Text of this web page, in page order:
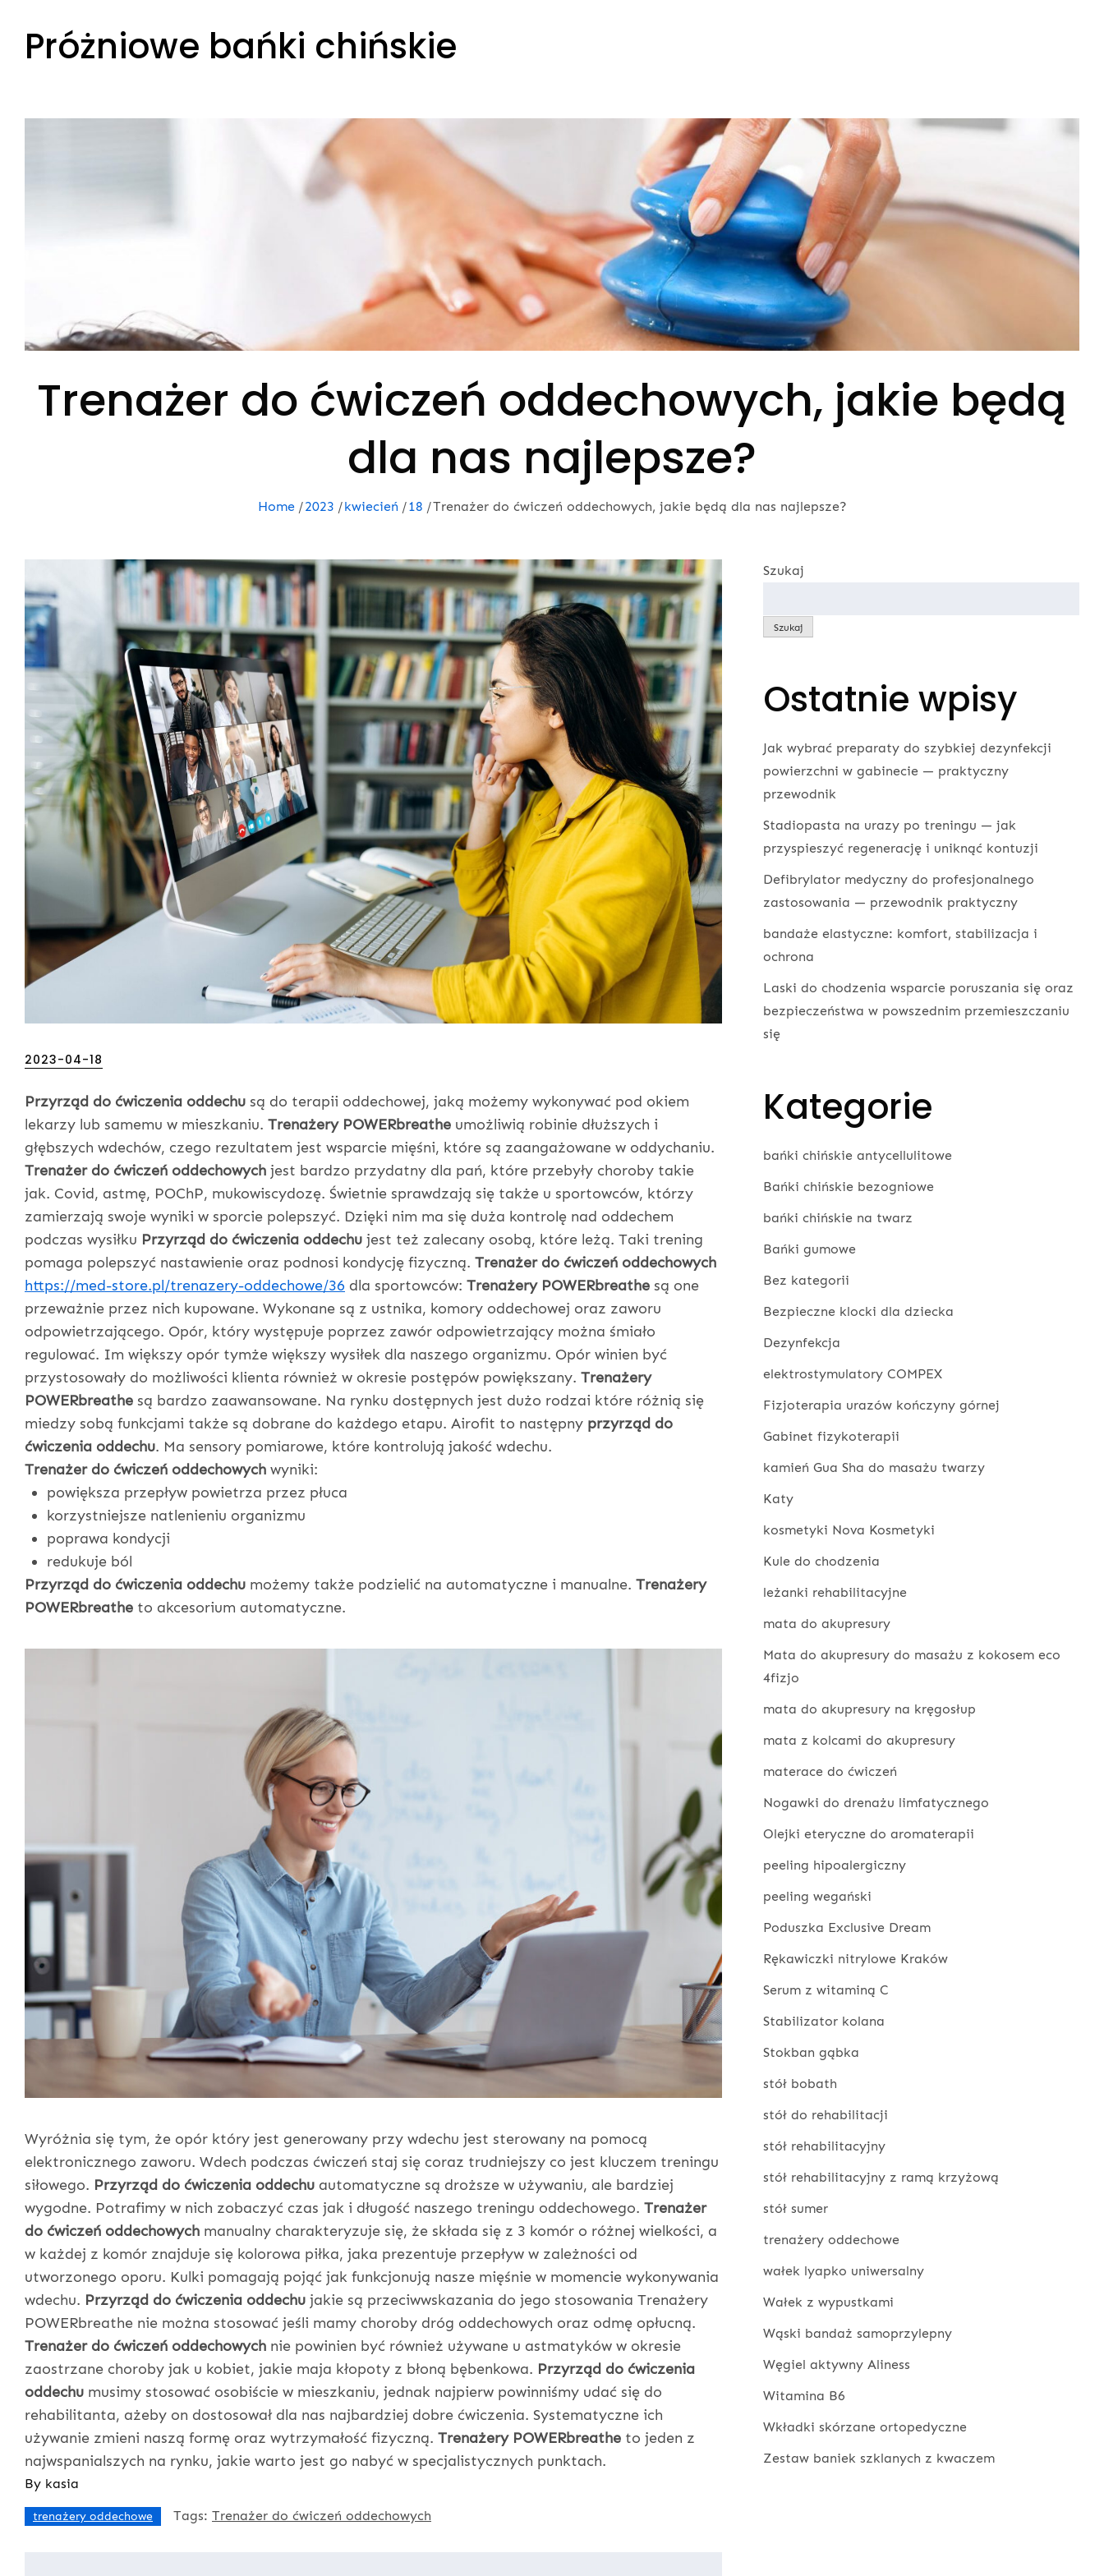
contentPróżniowe bańki chińskie
Trenażer do ćwiczeń oddechowych, jakie będą
dla nas najlepsze?
Home 2023 kwiecień 18 Trenażer do ćwiczeń oddechowych, jakie będą dla nas najlepsze?
Posted
2023-04-18
Przyrząd do ćwiczenia oddechu są do terapii oddechowej, jaką możemy wykonywać pod okiem
lekarzy lub samemu w mieszkaniu. Trenażery POWERbreathe umożliwią robinie dłuższych i
głębszych wdechów, czego rezultatem jest wsparcie mięśni, które są zaangażowane w oddychaniu.
Trenażer do ćwiczeń oddechowych jest bardzo przydatny dla pań, które przebyły choroby takie
jak. Covid, astmę, POChP, mukowiscydozę. Świetnie sprawdzają się także u sportowców, którzy
zamierzają swoje wyniki w sporcie polepszyć. Dzięki nim ma się duża kontrolę nad oddechem
podczas wysiłku Przyrząd do ćwiczenia oddechu jest też zalecany osobą, które leżą. Taki trening
pomaga polepszyć nastawienie oraz podnosi kondycję fizyczną. Trenażer do ćwiczeń oddechowych
https://med-store.pl/trenazery-oddechowe/36 dla sportowców: Trenażery POWERbreathe są one
przeważnie przez nich kupowane. Wykonane są z ustnika, komory oddechowej oraz zaworu
odpowietrzającego. Opór, który występuje poprzez zawór odpowietrzający można śmiało
regulować. Im większy opór tymże większy wysiłek dla naszego organizmu. Opór winien być
przystosowały do możliwości klienta również w okresie postępów powiększany. Trenażery
POWERbreathe są bardzo zaawansowane. Na rynku dostępnych jest dużo rodzai które różnią się
miedzy sobą funkcjami także są dobrane do każdego etapu. Airofit to następny przyrząd do
ćwiczenia oddechu. Ma sensory pomiarowe, które kontrolują jakość wdechu.
Trenażer do ćwiczeń oddechowych wyniki:
powiększa przepływ powietrza przez płuca
korzystniejsze natlenieniu organizmu
poprawa kondycji
redukuje ból
Przyrząd do ćwiczenia oddechu możemy także podzielić na automatyczne i manualne. Trenażery
POWERbreathe to akcesorium automatyczne.
Wyróżnia się tym, że opór który jest generowany przy wdechu jest sterowany na pomocą
elektronicznego zaworu. Wdech podczas ćwiczeń staj się coraz trudniejszy co jest kluczem treningu
siłowego. Przyrząd do ćwiczenia oddechu automatyczne są droższe w używaniu, ale bardziej
wygodne. Potrafimy w nich zobaczyć czas jak i długość naszego treningu oddechowego. Trenażer
do ćwiczeń oddechowych manualny charakteryzuje się, że składa się z 3 komór o różnej wielkości, a
w każdej z komór znajduje się kolorowa piłka, jaka prezentuje przepływ w zależności od
utworzonego oporu. Kulki pomagają pojąć jak funkcjonują nasze mięśnie w momencie wykonywania
wdechu. Przyrząd do ćwiczenia oddechu jakie są przeciwwskazania do jego stosowania Trenażery
POWERbreathe nie można stosować jeśli mamy choroby dróg oddechowych oraz odmę opłucną.
Trenażer do ćwiczeń oddechowych nie powinien być również używane u astmatyków w okresie
zaostrzane choroby jak u kobiet, jakie maja kłopoty z błoną bębenkowa. Przyrząd do ćwiczenia
oddechu musimy stosować osobiście w mieszkaniu, jednak najpierw powinniśmy udać się do
rehabilitanta, ażeby on dostosował dla nas najbardziej dobre ćwiczenia. Systematyczne ich
używanie zmieni naszą formę oraz wytrzymałość fizyczną. Trenażery POWERbreathe to jeden z
najwspanialszych na rynku, jakie warto jest go nabyć w specjalistycznych punktach.
By kasia
trenażery oddechowe Tags: Trenażer do ćwiczeń oddechowych
Szukaj
Szukaj
Ostatnie wpisy
Jak wybrać preparaty do szybkiej dezynfekcji
powierzchni w gabinecie — praktyczny
przewodnik
Stadiopasta na urazy po treningu — jak
przyspieszyć regenerację i uniknąć kontuzji
Defibrylator medyczny do profesjonalnego
zastosowania — przewodnik praktyczny
bandaże elastyczne: komfort, stabilizacja i
ochrona
Laski do chodzenia wsparcie poruszania się oraz
bezpieczeństwa w powszednim przemieszczaniu
się
Kategorie
bańki chińskie antycellulitowe
Bańki chińskie bezogniowe
bańki chińskie na twarz
Bańki gumowe
Bez kategorii
Bezpieczne klocki dla dziecka
Dezynfekcja
elektrostymulatory COMPEX
Fizjoterapia urazów kończyny górnej
Gabinet fizykoterapii
kamień Gua Sha do masażu twarzy
Katy
kosmetyki Nova Kosmetyki
Kule do chodzenia
leżanki rehabilitacyjne
mata do akupresury
Mata do akupresury do masażu z kokosem eco
4fizjo
mata do akupresury na kręgosłup
mata z kolcami do akupresury
materace do ćwiczeń
Nogawki do drenażu limfatycznego
Olejki eteryczne do aromaterapii
peeling hipoalergiczny
peeling wegański
Poduszka Exclusive Dream
Rękawiczki nitrylowe Kraków
Serum z witaminą C
Stabilizator kolana
Stokban gąbka
stół bobath
stół do rehabilitacji
stół rehabilitacyjny
stół rehabilitacyjny z ramą krzyżową
stół sumer
trenażery oddechowe
wałek lyapko uniwersalny
Wałek z wypustkami
Wąski bandaż samoprzylepny
Węgiel aktywny Aliness
Witamina B6
Wkładki skórzane ortopedyczne
Zestaw baniek szklanych z kwaczem